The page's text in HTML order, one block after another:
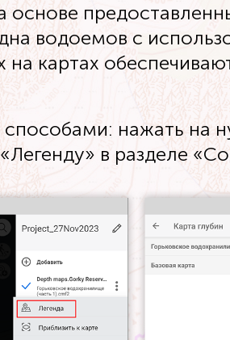
основе
водоемов с
картах
нажать на
в разделе